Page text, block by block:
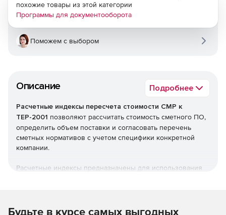
Описание Подробнее
Расчетные индексы пересчета стоимости СМР к
ТЕР-2001 позволяют рассчитать стоимость сметного ПО,
определить объем поставки и согласовать перечень
сметных нормативов с учетом специфики конкретной
компании.
Расчетные индексы предназначены для использования
похожие товары из этой категории
Программы для документооборота
Поможем с выбором
Будьте в курсе самых выгодных